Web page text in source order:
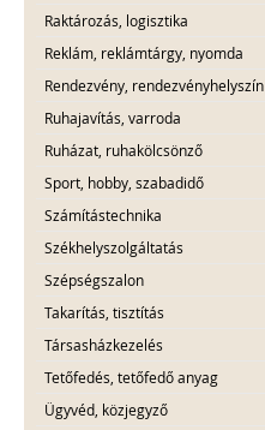
Raktározás, logisztika
Reklám, reklámtárgy, nyomda
Rendezvény, rendezvényhelyszín
Ruhajavítás, varroda
Ruházat, ruhakölcsönző
Sport, hobby, szabadidő
Számítástechnika
Székhelyszolgáltatás
Szépségszalon
Takarítás, tisztítás
Társasházkezelés
Tetőfedés, tetőfedő anyag
Ügyvéd, közjegyző